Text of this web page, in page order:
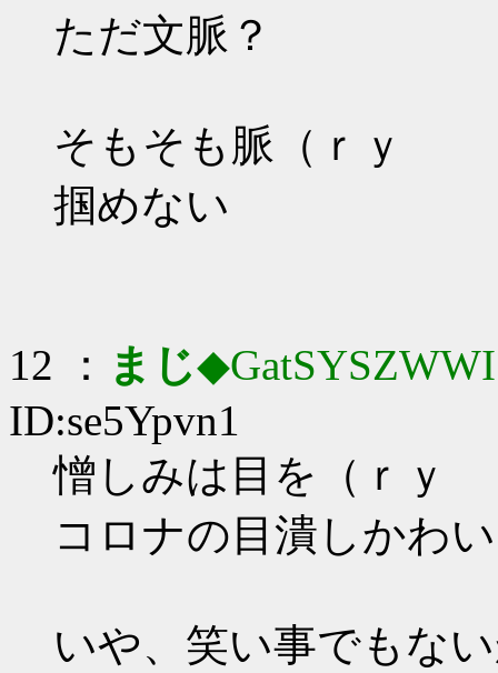
ただ文脈？
そもそも脈（ｒｙ
掴めない
12 ： まじ◆GatSYSZWWI
ID:se5Ypvn1
憎しみは目を（ｒｙ
コロナの目潰しかわ
いや、笑い事でもな